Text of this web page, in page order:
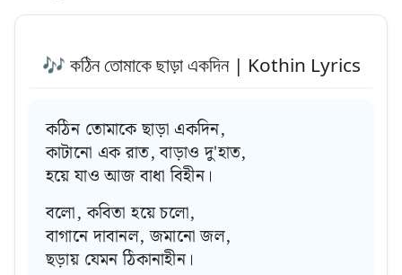
🎶 কঠিন তোমাকে ছাড়া একদিন | Kothin Lyrics
কঠিন তোমাকে ছাড়া একদিন,
কাটানো এক রাত, বাড়াও দু'হাত,
হয়ে যাও আজ বাধা বিহীন।
বলো, কবিতা হয়ে চলো,
বাগানে দাবানল, জমানো জল,
ছড়ায় যেমন ঠিকানাহীন।